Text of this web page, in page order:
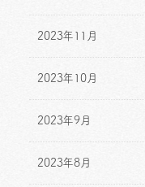
2023年11月
2023年10月
2023年9月
2023年8月